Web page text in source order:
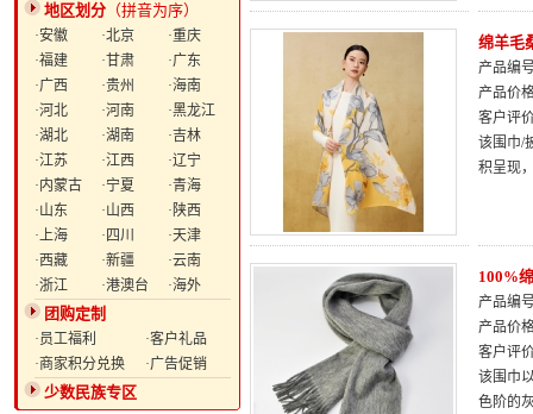
地区划分 （拼音为序）
·安徽 ·北京
·重庆
·福建
·甘肃
·广东
·广西
·贵州
·海南
·河北
·河南
·黑龙江
·湖北
·湖南
·吉林
·江苏
·江西
·辽宁
·内蒙古
·宁夏
·青海
·山东
·山西
·陕西
·上海
·四川
·天津
·西藏
·新疆
·云南
·浙江
·港澳台 ·海外
团购定制
·员工福利
·客户礼品
·商家积分兑换
·广告促销
少数民族专区
绵羊毛
产品编
产品价
客户评
该围巾/
积呈现
100%
产品编
产品价
客户评
该围巾
色阶的